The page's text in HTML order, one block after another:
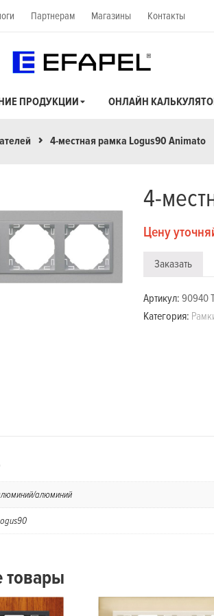
Партнерам Магазины Контакты
ПРОДУКЦИИ ОНЛАЙН
4-местная рамка Logus90 Animato
4-
Цену
Заказать
Артикул: 90940
Категория:
алюминий
товары